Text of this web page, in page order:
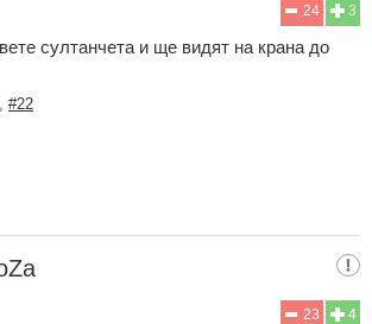
3
24
султанчета и ще видят на крана до
#22
4
23